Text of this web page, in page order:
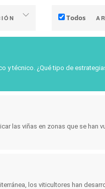
de
Todos
y técnico. ¿Qué tipo de
las viñas en zonas que se han
los viticultores han